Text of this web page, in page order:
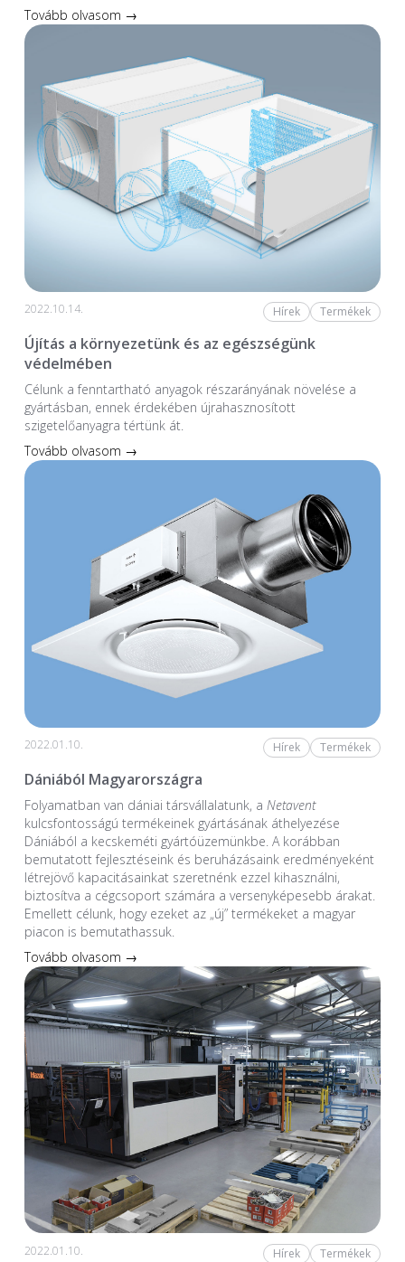
Tovább olvasom →
2022.10.14. Hírek Termékek
Újítás a környezetünk és az egészségünk
védelmében
Célunk a fenntartható anyagok részarányának növelése a
gyártásban, ennek érdekében újrahasznosított
szigetelőanyagra tértünk át.
Tovább olvasom →
2022.01.10. Hírek Termékek
Dániából Magyarországra
Folyamatban van dániai társvállalatunk, a Netavent
kulcsfontosságú termékeinek gyártásának áthelyezése
Dániából a kecskeméti gyártóüzemünkbe. A korábban
bemutatott fejlesztéseink és beruházásaink eredményeként
létrejövő kapacitásainkat szeretnénk ezzel kihasználni,
biztosítva a cégcsoport számára a versenyképesebb árakat.
Emellett célunk, hogy ezeket az „új” termékeket a magyar
piacon is bemutathassuk.
Tovább olvasom →
2022.01.10. Hírek Termékek